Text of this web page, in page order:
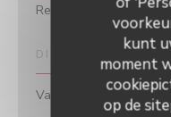
kunt
moment
op de
Restaurant
DIENSTEN
Valet /